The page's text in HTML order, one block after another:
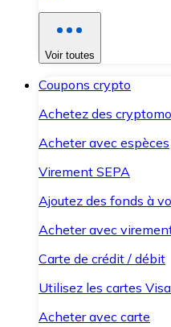
Voir toutes
Coupons crypto
Achetez des
Acheter avec espèces
Virement SEPA
Ajoutez des fonds à
Acheter avec
Carte de crédit / débit
Utilisez les cartes
Acheter avec carte